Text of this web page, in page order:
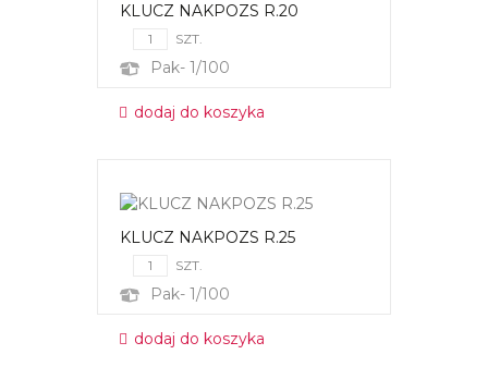
KLUCZ NAKPOZS R.20
SZT.
Pak- 1/100
dodaj do koszyka
KLUCZ NAKPOZS R.25
SZT.
Pak- 1/100
dodaj do koszyka